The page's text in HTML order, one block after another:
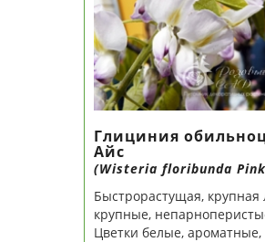
Глициния
Айс
(Wisteria floribunda
Быстрорастущая,
крупные,
Цветки белые,